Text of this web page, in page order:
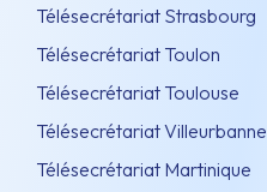
Télésecrétariat Strasbourg
Télésecrétariat Toulon
Télésecrétariat Toulouse
Télésecrétariat Villeurbanne
Télésecrétariat Martinique